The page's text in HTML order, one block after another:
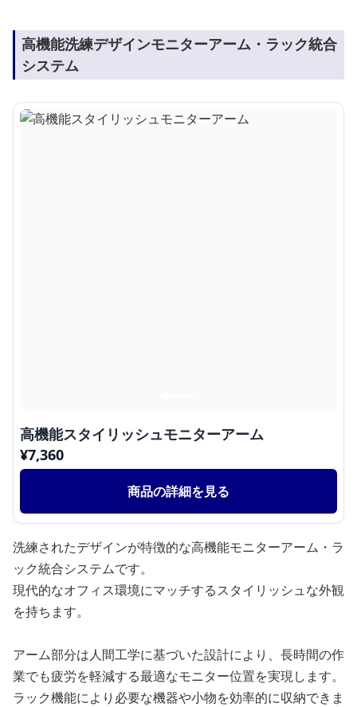
高機能洗練デザインモニターアーム・ラック統合
システム
高機能スタイリッシュモニターアーム
¥7,360
商品の詳細を見る
洗練されたデザインが特徴的な高機能モニターアーム・ラ
ック統合システムです。
現代的なオフィス環境にマッチするスタイリッシュな外観
を持ちます。
アーム部分は人間工学に基づいた設計により、長時間の作
業でも疲労を軽減する最適なモニター位置を実現します。
ラック機能により必要な機器や小物を効率的に収納できま